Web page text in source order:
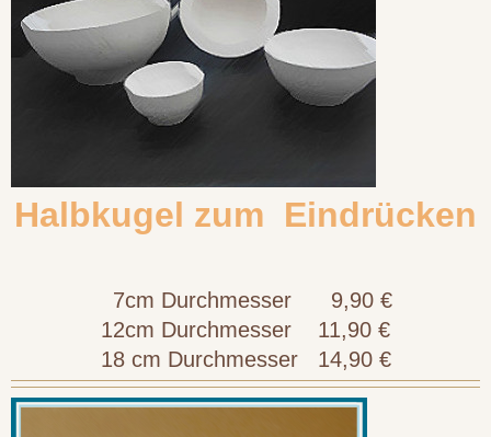
Halbkugel zum Eindrücken
7cm Durchmesser 9,90 €
12cm Durchmesser 11,90 €
18 cm Durchmesser 14,90 €